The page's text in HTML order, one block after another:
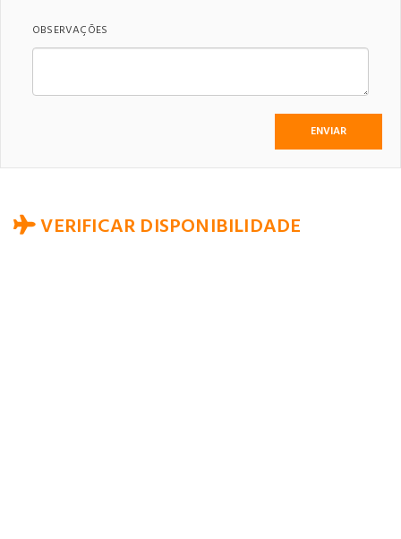
OBSERVAÇÕES
VERIFICAR DISPONIBILIDADE